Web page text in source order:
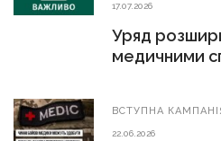
17.07.2026
Уряд
медичними
ВСТУПНА
22.06.2026